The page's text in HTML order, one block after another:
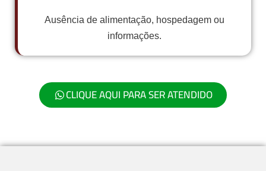
Ausência de alimentação, hospedagem ou
informações.
CLIQUE AQUI PARA SER ATENDIDO